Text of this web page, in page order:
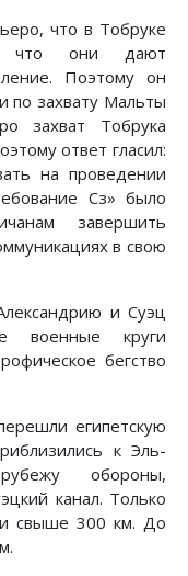
что в Тобруке
что они дают
Поэтому он
по захвату Мальты
захват Тобрука
ответ гласил:
на проведении
Сз» было
завершить
в свою
и Суэц
военные круги
бегство
египетскую
к Эль-
обороны,
канал. Только
свыше 300 км. До